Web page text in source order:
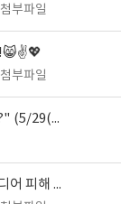
첨부파일
첨부파일
[인권센터 인권상담소] "아니 뒷담화가 죄인가요?" (5/29(금) 15:00)
[인권센터 학생상담소] [온마음알리미] 디지털미디어 피해 청소년 회복 지원사업 '나! ON 캠프 멘토 모집'_경기도청소년상담복지센터